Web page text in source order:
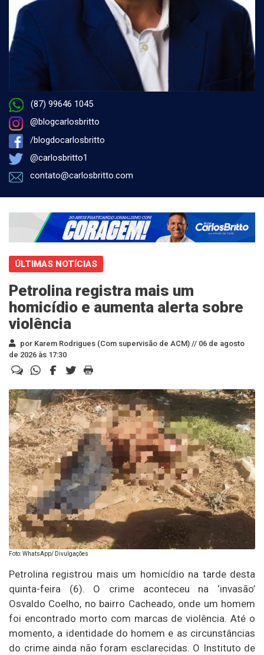
(87) 99646 1045
@blogcarlosbritto
/blogdocarlosbritto
@carlosbritto1
contato@carlosbritto.com
ÚLTIMAS NOTÍCIAS
Petrolina registra mais um
homicídio e aumenta alerta sobre
violência
por Karem Rodrigues (Com supervisão de ACM) // 06 de agosto
de 2026 às 17:30
Foto: WhatsApp/ Divulgações
Petrolina registrou mais um homicídio na tarde desta
quinta-feira (6). O crime aconteceu na ‘invasão’
Osvaldo Coelho, no bairro Cacheado, onde um homem
foi encontrado morto com marcas de violência. Até o
momento, a identidade do homem e as circunstâncias
do crime ainda não foram esclarecidas. O Instituto de